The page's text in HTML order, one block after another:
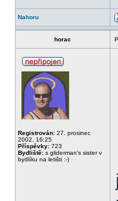
Nahoru
horac
Registrován: 27. prosinec
2002, 16:25
Příspěvky: 723
Bydliště: s gliderman's sister v
bydlíku na letišti :-)